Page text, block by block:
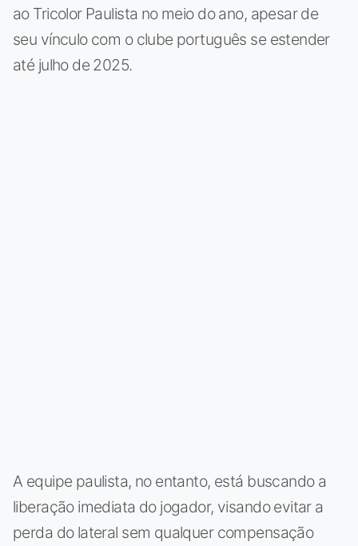
ao Tricolor Paulista no meio do ano, apesar de
seu vínculo com o clube português se estender
até julho de 2025.
A equipe paulista, no entanto, está buscando a
liberação imediata do jogador, visando evitar a
perda do lateral sem qualquer compensação